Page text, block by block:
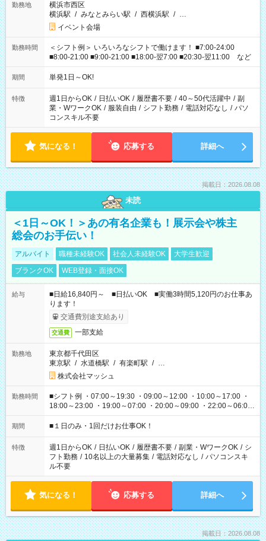
勤務地
横浜市西区
横浜駅 / みなとみらい駅 / 西横浜駅 / …
イベント会場
勤務時間
＜シフト例＞ いろいろなシフトで働けます！ ■7:00-24:00
■8:00-21:00 ■9:00-21:00 ■18:00-翌7:00 ■20:30-翌11:00 など
期間 単発1日～OK!
特徴 週1日からOK / 日払いOK / 履歴書不要 / 40～50代活躍中 / 副
業・WワークOK / 服装自由 / シフト勤務 / 電話対応なし / パソ
コンスキル不要
気になる！ 応募する 詳細へ
掲載日：2026.08.08
未読
＜1日～OK！＞あの有名企業も！展示会や株主
総会のお手伝い！
アルバイト 職種未経験OK 社会人未経験OK
大学生歓迎
ブランクOK
WEB登録・面接OK
給与
■日給16,840円～ ■日払いOK ■実働3時間5,120円のお仕事あ
ります！
交通費別途支給あり
交通費 一部支給
勤務地
東京都千代田区
東京駅 / 水道橋駅 / 有楽町駅 / …
株式会社マッシュ
勤務時間
■シフト例 ・07:00～19:30 ・09:00～12:00 ・10:00～17:00 ・
18:00～23:00 ・19:00～07:00 ・20:00～09:00 ・22:00～06:00
etc ★最短で3時間で5,120円のお仕事から 15時間で2万円近く稼
げるお仕事も！ ご希望のお時間に合わせてご紹介！ ※シフトは
ください！
期間 ■１日のみ・1回だけお仕事OK！
特徴 週1日からOK / 日払いOK / 履歴書不要 / 副業・WワークOK / シ
フト勤務 / 10名以上の大量募集 / 電話対応なし / パソコンスキ
ル不要
気になる！ 応募する 詳細へ
掲載日：2026.08.08